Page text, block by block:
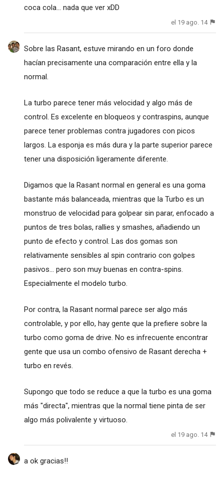
coca cola... nada que ver xDD
el 19 ago. 14
Sobre las Rasant, estuve mirando en un foro donde
hacían precisamente una comparación entre ella y la
normal.
La turbo parece tener más velocidad y algo más de
control. Es excelente en bloqueos y contraspins, aunque
parece tener problemas contra jugadores con picos
largos. La esponja es más dura y la parte superior parece
tener una disposición ligeramente diferente.
Digamos que la Rasant normal en general es una goma
bastante más balanceada, mientras que la Turbo es un
monstruo de velocidad para golpear sin parar, enfocado a
puntos de tres bolas, rallies y smashes, añadiendo un
punto de efecto y control. Las dos gomas son
relativamente sensibles al spin contrario con golpes
pasivos... pero son muy buenas en contra-spins.
Especialmente el modelo turbo.
Por contra, la Rasant normal parece ser algo más
controlable, y por ello, hay gente que la prefiere sobre la
turbo como goma de drive. No es infrecuente encontrar
gente que usa un combo ofensivo de Rasant derecha +
turbo en revés.
Supongo que todo se reduce a que la turbo es una goma
más "directa", mientras que la normal tiene pinta de ser
algo más polivalente y virtuoso.
el 19 ago. 14
a ok gracias!!